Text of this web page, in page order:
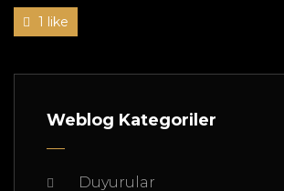
1 like
Weblog Kategoriler
Duyurular